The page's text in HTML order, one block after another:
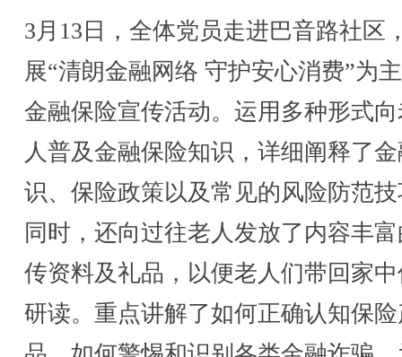
3月13日，全体党员走进巴音路社区
展“清朗金融网络 守护安心消费”为
金融保险宣传活动。运用多种形式
人普及金融保险知识，详细阐释了
识、保险政策以及常见的风险防范
同时，还向过往老人发放了内容丰
传资料及礼品，以便老人们带回家
研读。重点讲解了如何正确认知保